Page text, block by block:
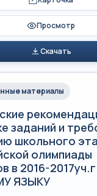
Просмотр
Скачать
материалы
заданий и
школьного
олимпиады
в 2016-
ЯЗЫКУ